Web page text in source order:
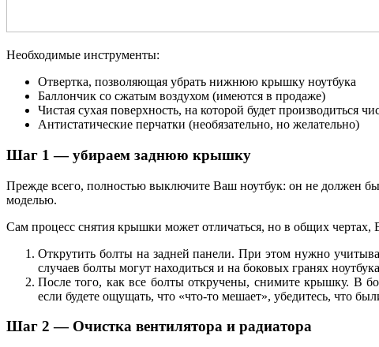
Необходимые инструменты:
Отвертка, позволяющая убрать нижнюю крышку ноутбука
Баллончик со сжатым воздухом (имеются в продаже)
Чистая сухая поверхность, на которой будет производиться
Антистатические перчатки (необязательно, но желательно)
Шаг 1 — убираем заднюю крышку
Прежде всего, полностью выключите Ваш ноутбук: он не должен
моделью.
Сам процесс снятия крышки может отличаться, но в общих чертах,
Открутить болты на задней панели. При этом нужно
случаев болты могут находиться и на боковых гранях
После того, как все болты откручены, снимите крышку. В
если будете ощущать, что «что-то мешает», убедитесь, что
Шаг 2 — Очистка вентилятора и радиатора